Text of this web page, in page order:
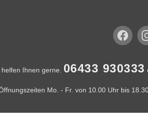
Ihnen gerne. 06433 930333
Mo. - Fr. von 10.00 Uhr bis